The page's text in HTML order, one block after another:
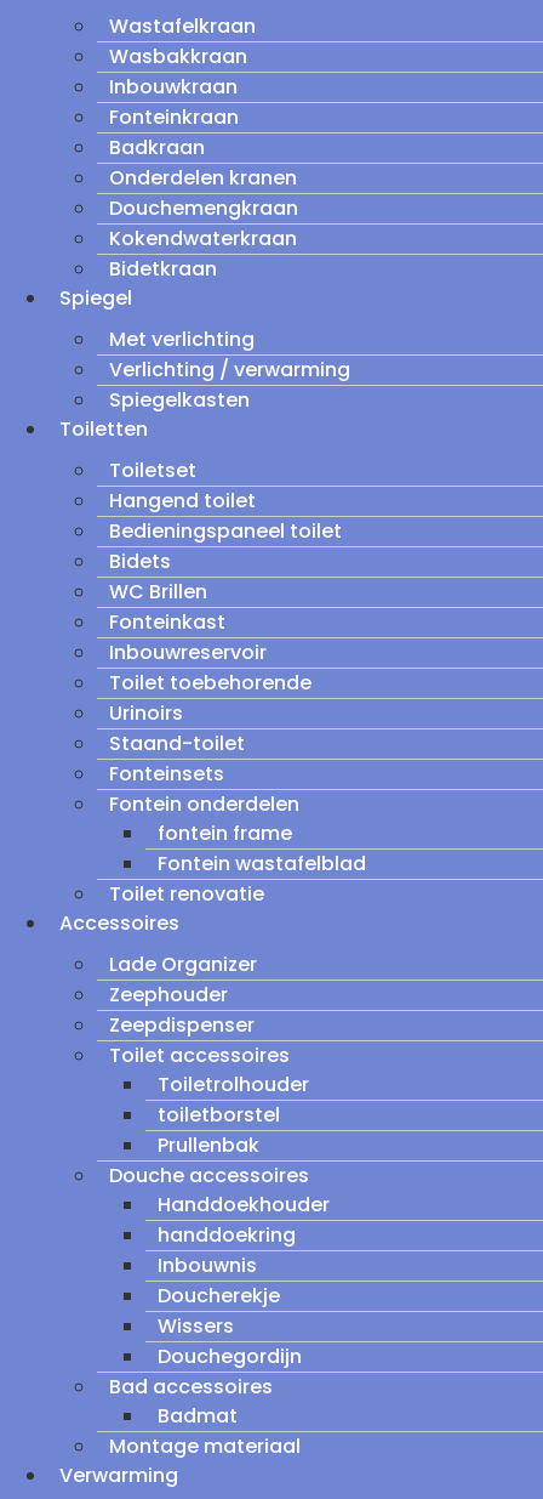
Wastafelkraan
Wasbakkraan
Inbouwkraan
Fonteinkraan
Badkraan
Onderdelen kranen
Douchemengkraan
Kokendwaterkraan
Bidetkraan
Spiegel
Met verlichting
Verlichting / verwarming
Spiegelkasten
Toiletten
Toiletset
Hangend toilet
Bedieningspaneel toilet
Bidets
WC Brillen
Fonteinkast
Inbouwreservoir
Toilet toebehorende
Urinoirs
Staand-toilet
Fonteinsets
Fontein onderdelen
fontein frame
Fontein wastafelblad
Toilet renovatie
Accessoires
Lade Organizer
Zeephouder
Zeepdispenser
Toilet accessoires
Toiletrolhouder
toiletborstel
Prullenbak
Douche accessoires
Handdoekhouder
handdoekring
Inbouwnis
Doucherekje
Wissers
Douchegordijn
Bad accessoires
Badmat
Montage materiaal
Verwarming